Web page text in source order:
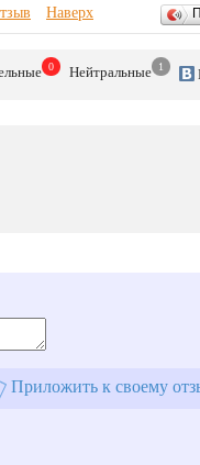
Наверх
0 Нейтральные 1
Приложить к своему